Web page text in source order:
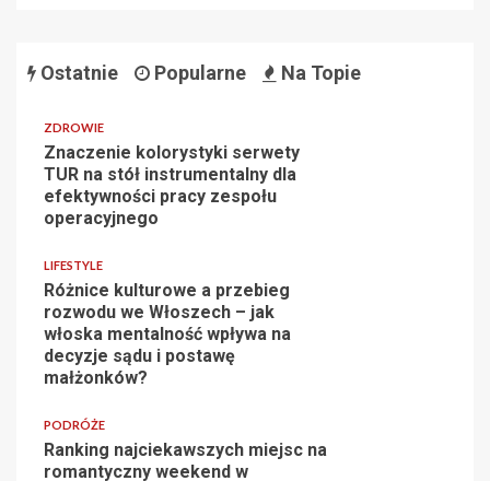
Ostatnie Popularne Na Topie
ZDROWIE
Znaczenie kolorystyki serwety
TUR na stół instrumentalny dla
efektywności pracy zespołu
operacyjnego
LIFESTYLE
Różnice kulturowe a przebieg
rozwodu we Włoszech – jak
włoska mentalność wpływa na
decyzje sądu i postawę
małżonków?
PODRÓŻE
Ranking najciekawszych miejsc na
romantyczny weekend w